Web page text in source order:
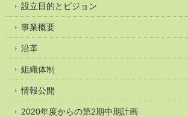
設立目的とビジョン
事業概要
沿革
組織体制
情報公開
2020年度からの第2期中期計画